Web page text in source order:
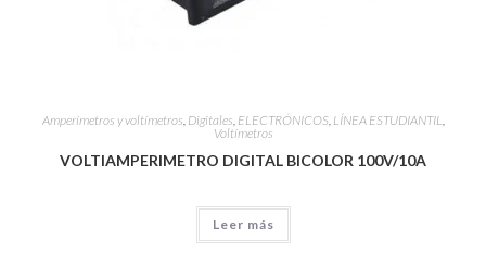
Amperímetros y voltímetros, Digitales, ELECTRÓNICOS, LÍNEA ESTUDIANTIL,
Voltímetros
VOLTIAMPERIMETRO DIGITAL BICOLOR 100V/10A
Leer más